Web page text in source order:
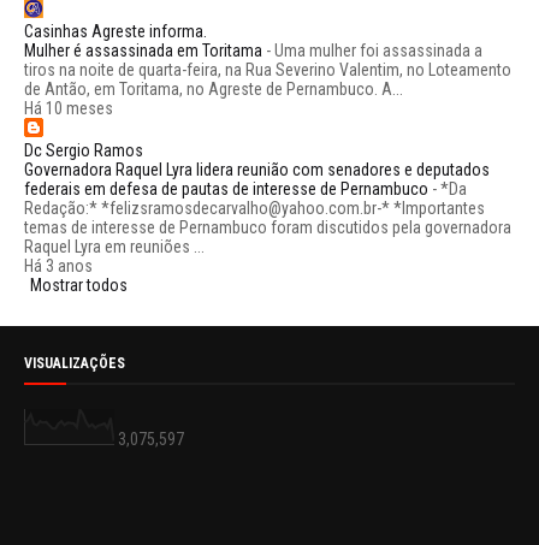
Casinhas Agreste informa.
Mulher é assassinada em Toritama -Uma mulher foi assassinada a
tiros na noite de quarta-feira, na Rua Severino Valentim, no Loteamento
de Antão, em Toritama, no Agreste de Pernambuco. A...
Há 10 meses
Dc Sergio Ramos
Governadora Raquel Lyra lidera reunião com senadores e deputados
federais em defesa de pautas de interesse de Pernambuco -*Da
Redação:* *felizsramosdecarvalho@yahoo.com.br-* *Importantes
temas de interesse de Pernambuco foram discutidos pela governadora
Raquel Lyra em reuniões ...
Há 3 anos
Mostrar todos
VISUALIZAÇÕES
3,075,597